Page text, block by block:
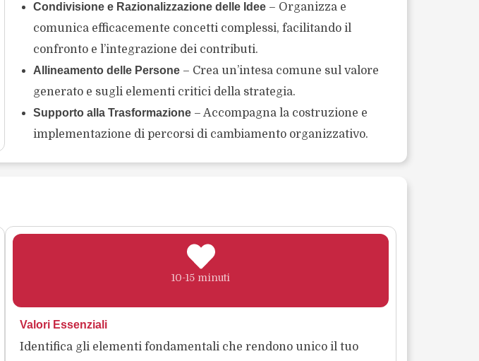
Condivisione e Razionalizzazione delle Idee – Organizza e
comunica efficacemente concetti complessi, facilitando il
confronto e l’integrazione dei contributi.
Allineamento delle Persone – Crea un’intesa comune sul valore
generato e sugli elementi critici della strategia.
Supporto alla Trasformazione – Accompagna la costruzione e
implementazione di percorsi di cambiamento organizzativo.
10-15 minuti
Valori Essenziali
Identifica gli elementi fondamentali che rendono unico il tuo